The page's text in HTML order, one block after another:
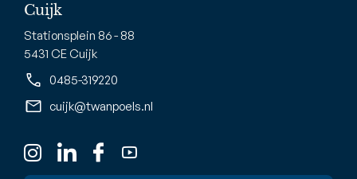
Cuijk
Stationsplein 86 - 88
5431 CE Cuijk
0485-319220
cuijk@twanpoels.nl